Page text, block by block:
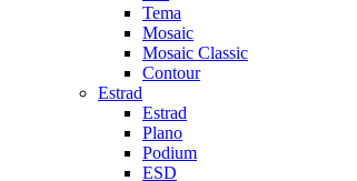
Tema
Mosaic
Mosaic Classic
Contour
Estrad
Estrad
Plano
Podium
ESD